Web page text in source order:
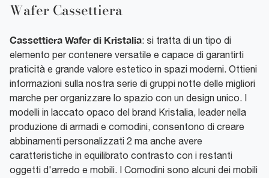
Wafer Cassettiera
Cassettiera Wafer di Kristalia: si tratta di un tipo di
elemento per contenere versatile e capace di garantirti
praticità e grande valore estetico in spazi moderni. Ottieni
informazioni sulla nostra serie di gruppi notte delle migliori
marche per organizzare lo spazio con un design unico. I
modelli in laccato opaco del brand Kristalia, leader nella
produzione di armadi e comodini, consentono di creare
abbinamenti personalizzati 2 ma anche avere
caratteristiche in equilibrato contrasto con i restanti
oggetti d'arredo e mobili. I Comodini sono alcuni dei mobili